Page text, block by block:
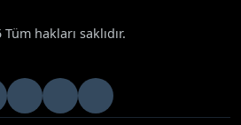
hakları saklıdır.